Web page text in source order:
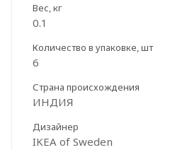
Вес, кг
0.1
Количество в упаковке, шт
6
Страна происхождения
ИНДИЯ
Дизайнер
IKEA of Sweden